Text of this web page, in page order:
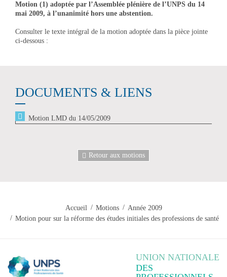
Motion (1) adoptée par l’Assemblée plénière de l’UNPS du 14
mai 2009, à l’unanimité hors une abstention.
Consulter le texte intégral de la motion adoptée dans la pièce jointe
ci-dessous :
DOCUMENTS & LIENS
Motion LMD du 14/05/2009
Retour aux motions
Accueil Motions
Année 2009
Motion pour sur la réforme des études initiales des professions de santé
UNION NATIONALE
DES